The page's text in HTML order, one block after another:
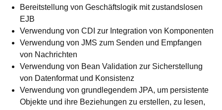
Bereitstellung von Geschäftslogik mit zustandslosen
EJB
Verwendung von CDI zur Integration von Komponenten
Verwendung von JMS zum Senden und Empfangen
von Nachrichten
Verwendung von Bean Validation zur Sicherstellung
von Datenformat und Konsistenz
Verwendung von grundlegendem JPA, um persistente
Objekte und ihre Beziehungen zu erstellen, zu lesen,